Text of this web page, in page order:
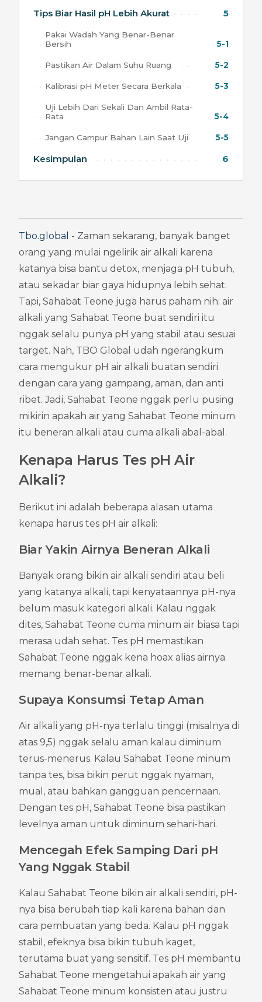
Tips Biar Hasil pH Lebih Akurat
5
Pakai Wadah Yang Benar-Benar
Bersih
5-1
Pastikan Air Dalam Suhu Ruang 5-2
Kalibrasi pH Meter Secara Berkala 5-3
Uji Lebih Dari Sekali Dan Ambil Rata-
Rata
5-4
Jangan Campur Bahan Lain Saat Uji 5-5
Kesimpulan 6
Tbo.global - Zaman sekarang, banyak banget
orang yang mulai ngelirik air alkali karena
katanya bisa bantu detox, menjaga pH tubuh,
atau sekadar biar gaya hidupnya lebih sehat.
Tapi, Sahabat Teone juga harus paham nih: air
alkali yang Sahabat Teone buat sendiri itu
nggak selalu punya pH yang stabil atau sesuai
target. Nah, TBO Global udah ngerangkum
cara mengukur pH air alkali buatan sendiri
dengan cara yang gampang, aman, dan anti
ribet. Jadi, Sahabat Teone nggak perlu pusing
mikirin apakah air yang Sahabat Teone minum
itu beneran alkali atau cuma alkali abal-abal.
Kenapa Harus Tes pH Air
Alkali?
Berikut ini adalah beberapa alasan utama
kenapa harus tes pH air alkali:
Biar Yakin Airnya Beneran Alkali
Banyak orang bikin air alkali sendiri atau beli
yang katanya alkali, tapi kenyataannya pH-nya
belum masuk kategori alkali. Kalau nggak
dites, Sahabat Teone cuma minum air biasa tapi
merasa udah sehat. Tes pH memastikan
Sahabat Teone nggak kena hoax alias airnya
memang benar-benar alkali.
Supaya Konsumsi Tetap Aman
Air alkali yang pH-nya terlalu tinggi (misalnya di
atas 9,5) nggak selalu aman kalau diminum
terus-menerus. Kalau Sahabat Teone minum
tanpa tes, bisa bikin perut nggak nyaman,
mual, atau bahkan gangguan pencernaan.
Dengan tes pH, Sahabat Teone bisa pastikan
levelnya aman untuk diminum sehari-hari.
Mencegah Efek Samping Dari pH
Yang Nggak Stabil
Kalau Sahabat Teone bikin air alkali sendiri, pH-
nya bisa berubah tiap kali karena bahan dan
cara pembuatan yang beda. Kalau pH nggak
stabil, efeknya bisa bikin tubuh kaget,
terutama buat yang sensitif. Tes pH membantu
Sahabat Teone mengetahui apakah air yang
Sahabat Teone minum konsisten atau justru